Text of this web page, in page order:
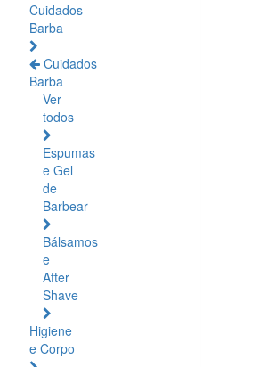
Cuidados
Barba
Cuidados
Barba
Ver
todos
Espumas
e Gel
de
Barbear
Bálsamos
e
After
Shave
Higiene
e Corpo